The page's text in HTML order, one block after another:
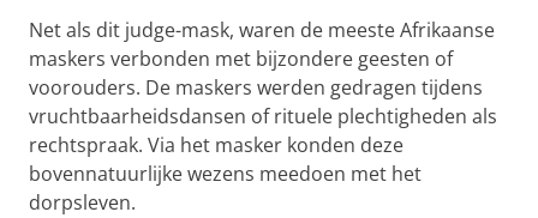
Net als dit judge-mask, waren de meeste Afrikaanse
maskers verbonden met bijzondere geesten of
voorouders. De maskers werden gedragen tijdens
vruchtbaarheidsdansen of rituele plechtigheden als
rechtspraak. Via het masker konden deze
bovennatuurlijke wezens meedoen met het
dorpsleven.